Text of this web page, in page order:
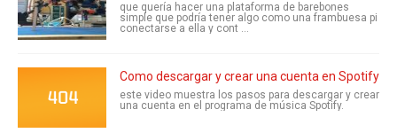
que quería hacer una plataforma de barebones
simple que podría tener algo como una frambuesa pi
conectarse a ella y cont ...
Como descargar y crear una cuenta en Spotify
este video muestra los pasos para descargar y crear
una cuenta en el programa de música Spotify.